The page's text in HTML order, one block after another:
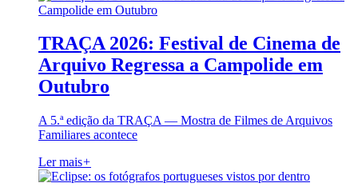
TRAÇA 2026: Festival de Cinema de
Arquivo Regressa a Campolide em
Outubro
A 5.ª edição da TRAÇA — Mostra de Filmes de Arquivos
Familiares acontece
Ler mais+